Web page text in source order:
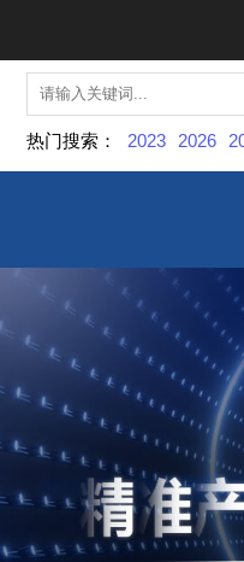
热门搜索： 2023 2026